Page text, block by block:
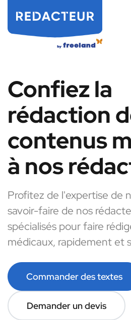
Confiez la
rédaction
contenus
à nos
Profitez de l'expertise de
savoir-faire de nos
spécialisés pour faire
médicaux, rapidement et
Commander des textes
Demander un devis